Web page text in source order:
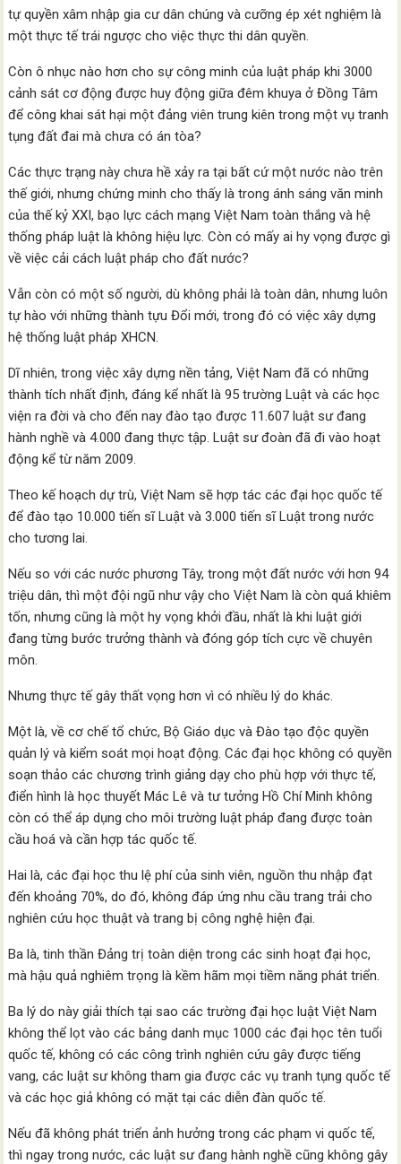
tự quyền xâm nhập gia cư dân chúng và cưỡng ép xét nghiệm là
một thực tế trái ngược cho việc thực thi dân quyền.
Còn ô nhục nào hơn cho sự công minh của luật pháp khi 3000
cảnh sát cơ động được huy động giữa đêm khuya ở Đồng Tâm
để công khai sát hại một đảng viên trung kiên trong một vụ tranh
tụng đất đai mà chưa có án tòa?
Các thực trạng này chưa hề xảy ra tại bất cứ một nước nào trên
thế giới, nhưng chứng minh cho thấy là trong ánh sáng văn minh
của thế kỷ XXI, bạo lực cách mạng Việt Nam toàn thắng và hệ
thống pháp luật là không hiệu lực. Còn có mấy ai hy vọng được gì
về việc cải cách luật pháp cho đất nước?
Vẫn còn có một số người, dù không phải là toàn dân, nhưng luôn
tự hào với những thành tựu Đổi mới, trong đó có việc xây dựng
hệ thống luật pháp XHCN.
Dĩ nhiên, trong việc xây dựng nền tảng, Việt Nam đã có những
thành tích nhất định, đáng kể nhất là 95 trường Luật và các học
viện ra đời và cho đến nay đào tạo được 11.607 luật sư đang
hành nghề và 4.000 đang thực tập. Luật sư đoàn đã đi vào hoạt
động kể từ năm 2009.
Theo kế hoạch dự trù, Việt Nam sẽ hợp tác các đại học quốc tế
để đào tạo 10.000 tiến sĩ Luật và 3.000 tiến sĩ Luật trong nước
cho tương lai.
Nếu so với các nước phương Tây, trong một đất nước với hơn 94
triệu dân, thì một đội ngũ như vậy cho Việt Nam là còn quá khiêm
tốn, nhưng cũng là một hy vọng khởi đầu, nhất là khi luật giới
đang từng bước trưởng thành và đóng góp tích cực về chuyên
môn.
Nhưng thực tế gây thất vọng hơn vì có nhiều lý do khác.
Một là, về cơ chế tổ chức, Bộ Giáo dục và Đào tạo độc quyền
quản lý và kiểm soát mọi hoạt động. Các đại học không có quyền
soạn thảo các chương trình giảng dạy cho phù hợp với thực tế,
điển hình là học thuyết Mác Lê và tư tưởng Hồ Chí Minh không
còn có thể áp dụng cho môi trường luật pháp đang được toàn
cầu hoá và cần hợp tác quốc tế.
Hai là, các đại học thu lệ phí của sinh viên, nguồn thu nhập đạt
đến khoảng 70%, do đó, không đáp ứng nhu cầu trang trải cho
nghiên cứu học thuật và trang bị công nghệ hiện đại.
Ba là, tinh thần Đảng trị toàn diện trong các sinh hoạt đại học,
mà hậu quả nghiêm trọng là kềm hãm mọi tiềm năng phát triển.
Ba lý do này giải thích tại sao các trường đại học luật Việt Nam
không thể lọt vào các bảng danh mục 1000 các đại học tên tuổi
quốc tế, không có các công trình nghiên cứu gây được tiếng
vang, các luật sư không tham gia được các vụ tranh tụng quốc tế
và các học giả không có mặt tại các diễn đàn quốc tế.
Nếu đã không phát triển ảnh hưởng trong các phạm vi quốc tế,
thì ngay trong nước, các luật sư đang hành nghề cũng không gây